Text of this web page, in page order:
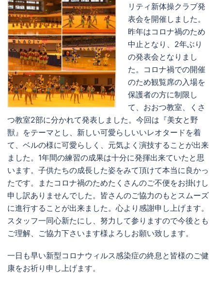
リティ新体操クラブ発
表会を開催しました。
昨年はコロナ禍のため
中止となり、2年ぶり
の発表会となりまし
た。コロナ禍での開催
のため観覧席の入場を
保護者の方に制限し
て、おおつ教室、くさ
つ教室2部に分かれて発表しました。今回は『美女と野
獣』をテーマとし、新しい可愛らしいいレオタードを着
て、ベルの様に可愛らしく、元気よく演技することが出来
ました。1年間の練習の成果は十分に発揮出来ていたと思
います。子供たちの成長した姿をみて頂けて本当に良かっ
たです。またコロナ禍のためたくさんのご不便をお掛けし
申し訳ありませんでした。皆さんのご協力のもとスムーズ
に進行することが出来ました。心より感謝申し上げます。
スタッフ一同心新たにし、努力して参りますので今後とも
ご理解、ご協力下さいます様よろしお願い致します。
一日も早い新型コロナウィルス感染症の終息と皆様のご健
康をお祈り申し上げます。